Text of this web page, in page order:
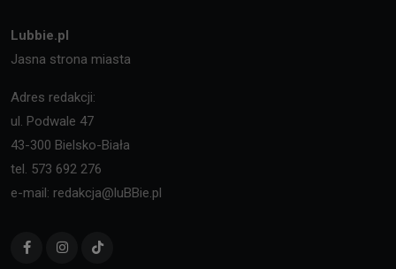
Lubbie.pl
Jasna strona miasta
Adres redakcji:
ul. Podwale 47
43-300 Bielsko-Biała
tel. 573 692 276
e-mail: redakcja@luBBie.pl